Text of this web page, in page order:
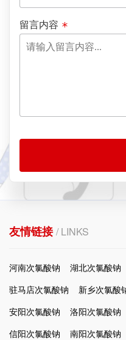
留言内容
友情链接/ LINKS
河南次氯酸钠 湖北次氯酸钠
驻马店次氯酸钠
新乡次氯酸
安阳次氯酸钠
洛阳次氯酸钠
信阳次氯酸钠
南阳次氯酸钠